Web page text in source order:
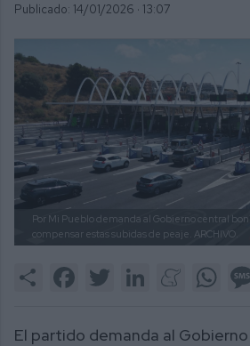
Publicado: 14/01/2026 · 13:07
Por Mi Pueblo demanda al Gobierno central
compensar estas subidas de peaje.ARCHIVO.
Share FacebookTwitter LinkedInMeneame
El partido demanda al